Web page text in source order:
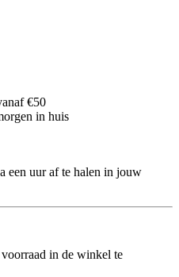
€50
in huis
een uur af te halen in jouw
in de winkel te